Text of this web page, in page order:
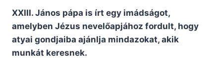
XXIII. János pápa is írt egy imádságot,
amelyben Jézus nevelőapjához fordult, hogy
atyai gondjaiba ajánlja mindazokat, akik
munkát keresnek.